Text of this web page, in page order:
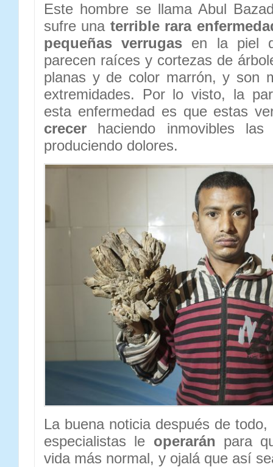
Este hombre se llama Abul
sufre una terrible rara
pequeñas verrugas en la piel
parecen raíces y cortezas de
planas y de color marrón, y son
extremidades. Por lo visto, la
esta enfermedad es que estas
crecer haciendo inmovibles
produciendo dolores.
La buena noticia después de
especialistas le operarán para
vida más normal, y ojalá que así